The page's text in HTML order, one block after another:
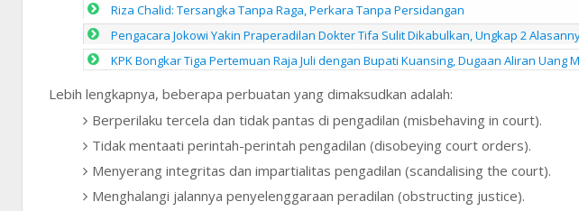
Riza Chalid: Tersangka Tanpa Raga, Perkara Tanpa Persidangan
Pengacara Jokowi Yakin Praperadilan Dokter Tifa Sulit Dikabulkan, Ungkap 2
KPK Bongkar Tiga Pertemuan Raja Juli dengan Bupati Kuansing, Dugaan Aliran Uang
Lebih lengkapnya, beberapa perbuatan yang dimaksudkan adalah:
Berperilaku tercela dan tidak pantas di pengadilan (misbehaving in court).
Tidak mentaati perintah-perintah pengadilan (disobeying court orders).
Menyerang integritas dan impartialitas pengadilan (scandalising the court).
Menghalangi jalannya penyelenggaraan peradilan (obstructing justice).